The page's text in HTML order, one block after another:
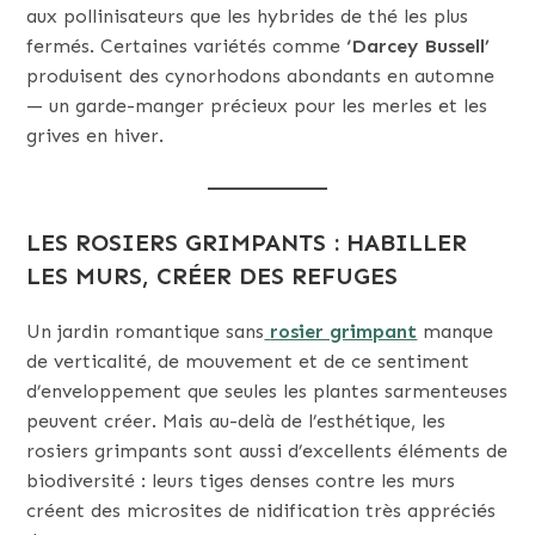
aux pollinisateurs que les hybrides de thé les plus
fermés. Certaines variétés comme ‘Darcey Bussell’
produisent des cynorhodons abondants en automne
— un garde-manger précieux pour les merles et les
grives en hiver.
LES ROSIERS GRIMPANTS : HABILLER
LES MURS, CRÉER DES REFUGES
Un jardin romantique sans rosier grimpant manque
de verticalité, de mouvement et de ce sentiment
d’enveloppement que seules les plantes sarmenteuses
peuvent créer. Mais au-delà de l’esthétique, les
rosiers grimpants sont aussi d’excellents éléments de
biodiversité : leurs tiges denses contre les murs
créent des microsites de nidification très appréciés